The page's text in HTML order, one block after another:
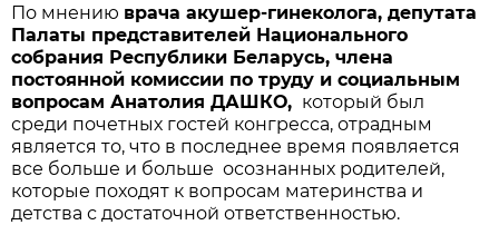
По мнению врача акушер-гинеколога, депутата
Палаты представителей Национального
собрания Республики Беларусь, члена
постоянной комиссии по труду и социальным
вопросам Анатолия ДАШКО, который был
среди почетных гостей конгресса, отрадным
является то, что в последнее время появляется
все больше и больше осознанных родителей,
которые походят к вопросам материнства и
детства с достаточной ответственностью.